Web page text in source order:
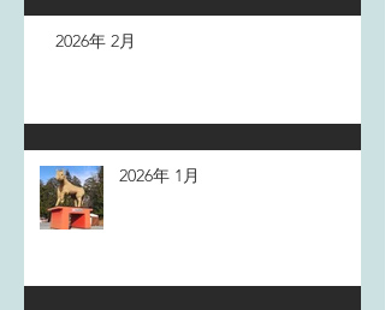
2026年 2月
2026年 1月